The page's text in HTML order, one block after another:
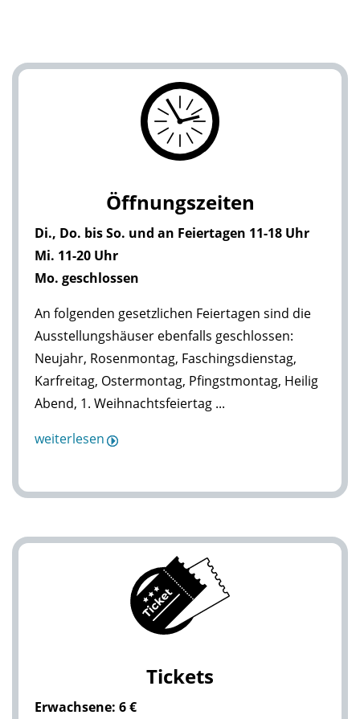
Öffnungszeiten
Di., Do. bis So. und an Feiertagen 11-18 Uhr
Mi. 11-20 Uhr
Mo. geschlossen
An folgenden gesetzlichen Feiertagen sind die
Ausstellungshäuser ebenfalls geschlossen:
Neujahr, Rosenmontag, Faschingsdienstag,
Karfreitag, Ostermontag, Pfingstmontag, Heilig
Abend, 1. Weihnachtsfeiertag ...
weiterlesen
Tickets
Erwachsene: 6 €